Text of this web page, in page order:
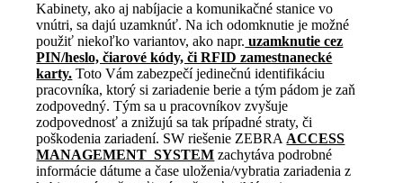
Kabinety, ako aj nabíjacie a komunikačné stanice vo
vnútri, sa dajú uzamknúť. Na ich odomknutie je možné
použiť niekoľko variantov, ako napr. uzamknutie cez
PIN/heslo, čiarové kódy, či RFID zamestnanecké
karty. Toto Vám zabezpečí jedinečnú identifikáciu
pracovníka, ktorý si zariadenie berie a tým pádom je zaň
zodpovedný. Tým sa u pracovníkov zvyšuje
zodpovednosť a znižujú sa tak prípadné straty, či
poškodenia zariadení. SW riešenie ZEBRA ACCESS
MANAGEMENT SYSTEM zachytáva podrobné
informácie dátume a čase uloženia/vybratia zariadenia z